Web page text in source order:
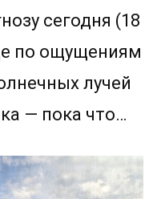
сегодня (18
по ощущениям
лучей
— пока что…